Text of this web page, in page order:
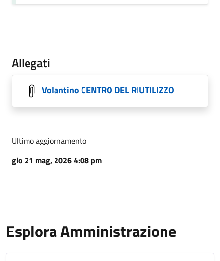
Allegati
Volantino CENTRO DEL RIUTILIZZO
Ultimo aggiornamento
gio 21 mag, 2026 4:08 pm
Esplora Amministrazione